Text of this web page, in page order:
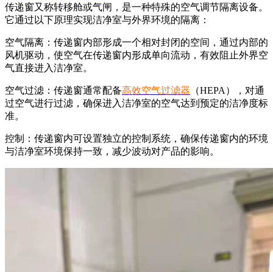
传递窗又称转移舱或气闸，是一种特殊的空气调节隔离设备。
它通过以下原理实现洁净室与外界环境的隔离：
空气隔离：传递窗内部形成一个相对封闭的空间，通过内部的
风机驱动，使空气在传递窗内形成单向流动，有效阻止外界空
气直接进入洁净室。
空气过滤：传递窗通常配备高效空气过滤器 （HEPA），对通
过空气进行过滤，确保进入洁净室的空气达到预定的洁净度标
准。
控制：传递窗内可设置独立的控制系统，确保传递窗内的环境
与洁净室环境保持一致，减少波动对产品的影响。